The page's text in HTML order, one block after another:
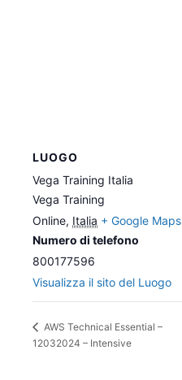
LUOGO
Vega Training Italia
Vega Training
Online, Italia + Google Maps
Numero di telefono
800177596
Visualizza il sito del Luogo
AWS Technical Essential –
12032024 – Intensive